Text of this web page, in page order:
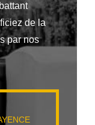
de la
par nos